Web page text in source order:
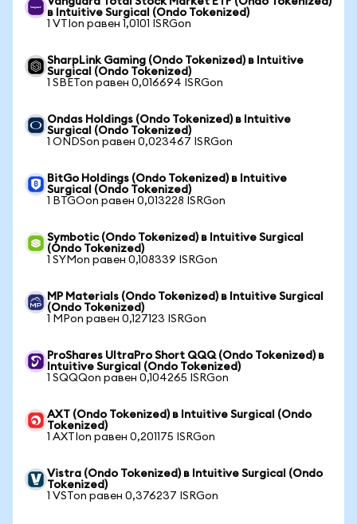
в Intuitive Surgical (Ondo Tokenized)
1 VTIon равен 1,0101 ISRGon
SharpLink Gaming (Ondo Tokenized) в Intuitive
Surgical (Ondo Tokenized)
1 SBETon равен 0,016694 ISRGon
Ondas Holdings (Ondo Tokenized) в Intuitive
Surgical (Ondo Tokenized)
1 ONDSon равен 0,023467 ISRGon
BitGo Holdings (Ondo Tokenized) в Intuitive
Surgical (Ondo Tokenized)
1 BTGOon равен 0,013228 ISRGon
Symbotic (Ondo Tokenized) в Intuitive Surgical
(Ondo Tokenized)
1 SYMon равен 0,108339 ISRGon
MP Materials (Ondo Tokenized) в Intuitive Surgical
(Ondo Tokenized)
1 MPon равен 0,127123 ISRGon
ProShares UltraPro Short QQQ (Ondo Tokenized) в
Intuitive Surgical (Ondo Tokenized)
1 SQQQon равен 0,104265 ISRGon
AXT (Ondo Tokenized) в Intuitive Surgical (Ondo
Tokenized)
1 AXTIon равен 0,201175 ISRGon
Vistra (Ondo Tokenized) в Intuitive Surgical (Ondo
Tokenized)
1 VSTon равен 0,376237 ISRGon